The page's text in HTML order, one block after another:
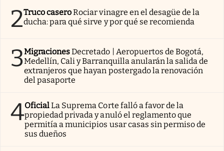
2Truco caseroRociar vinagre en el desagüe de la
ducha: para qué sirve y por qué se recomienda
3MigracionesDecretado | Aeropuertos de Bogotá,
Medellín, Cali y Barranquilla anularán la salida de
extranjeros que hayan postergado la renovación
del pasaporte
4OficialLa Suprema Corte falló a favor de la
propiedad privada y anuló el reglamento que
permitía a municipios usar casas sin permiso de
sus dueños